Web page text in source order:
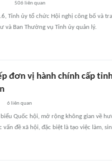
506 liên quan
Tỉnh ủy tổ chức Hội nghị công bố và
và Ban Thường vụ Tỉnh ủy quản lý.
đơn vị hành chính cấp
6 liên quan
biểu Quốc hội, mở rộng không gian về
vấn đề xã hội, đặc biệt là tạo việc làm,